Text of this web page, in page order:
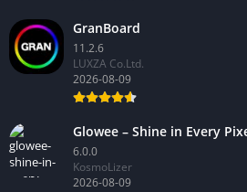
GranBoard
11.2.6
LUXZA Co.Ltd.
2026-08-09
Glowee – Shine in Every
6.0.0
KosmoLizer
2026-08-09